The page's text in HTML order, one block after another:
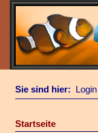
Sie sind hier: Login
Startseite